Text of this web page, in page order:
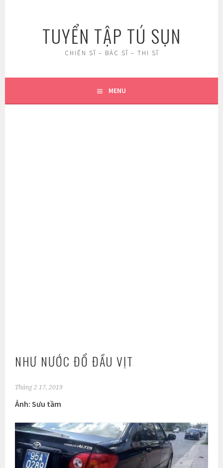
TUYỂN TẬP TÚ SỤN
CHIẾN SĨ – BÁC SĨ – THI SĨ
MENU
NHƯ NƯỚC ĐỔ ĐẦU VỊT
Tháng 2 17, 2019
Ảnh: Sưu tầm